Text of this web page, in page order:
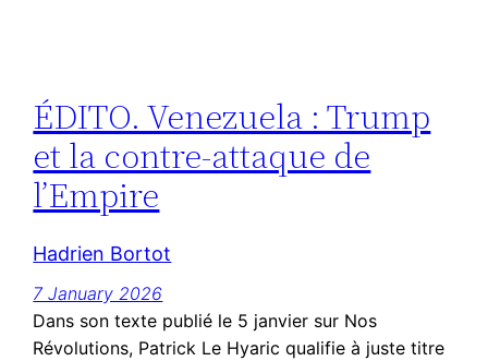
ÉDITO. Venezuela : Trump
et la contre-attaque de
l’Empire
Hadrien Bortot
7 January 2026
Dans son texte publié le 5 janvier sur Nos
Révolutions, Patrick Le Hyaric qualifie à juste titre